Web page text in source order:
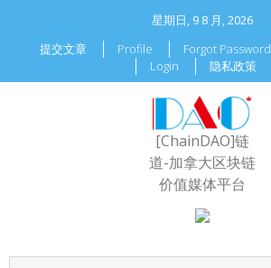
星期日, 9 8 月, 2026
提交文章
Profile Forgot Password
Login
隐私政策
[ChainDAO]链
道-加拿大区块链
价值媒体平台